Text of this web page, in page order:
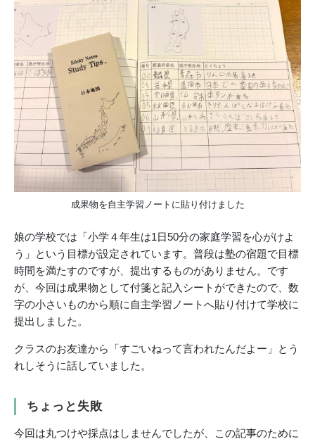
成果物を自主学習ノートに貼り付けました
娘の学校では「小学４年生は1日50分の家庭学習を心がけよ
う」という目標が設定されています。普段は塾の宿題で目標
時間を満たすのですが、提出するものがありません。です
が、今回は成果物として付箋と記入シートができたので、数
字の小さいものから順に自主学習ノートへ貼り付けて学校に
提出しました。
クラスのお友達から「すごいねって言われたんだよー」とう
れしそうに話していました。
ちょっと失敗
今回は丸つけや採点はしませんでしたが、この記事のために